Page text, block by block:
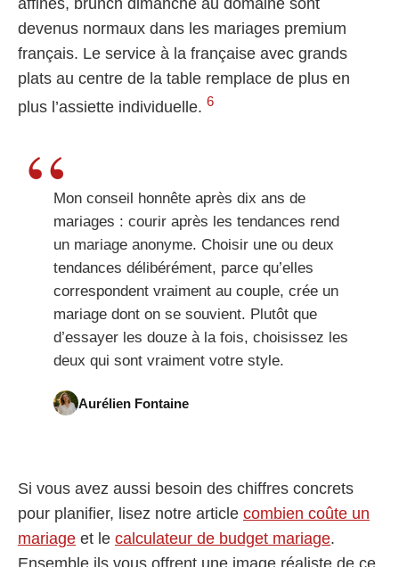
affinés, brunch dimanche au domaine sont
devenus normaux dans les mariages premium
français. Le service à la française avec grands
plats au centre de la table remplace de plus en
plus l’assiette individuelle. 6
Mon conseil honnête après dix ans de
mariages : courir après les tendances rend
un mariage anonyme. Choisir une ou deux
tendances délibérément, parce qu’elles
correspondent vraiment au couple, crée un
mariage dont on se souvient. Plutôt que
d’essayer les douze à la fois, choisissez les
deux qui sont vraiment votre style.
Aurélien Fontaine
Si vous avez aussi besoin des chiffres concrets
pour planifier, lisez notre article combien coûte un
mariage et le calculateur de budget mariage.
Ensemble ils vous offrent une image réaliste de ce